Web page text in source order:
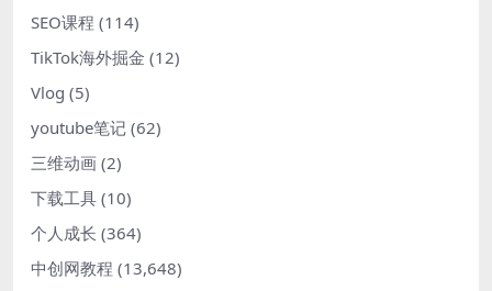
SEO课程 (114)
TikTok海外掘金 (12)
Vlog (5)
youtube笔记 (62)
三维动画 (2)
下载工具 (10)
个人成长 (364)
中创网教程 (13,648)